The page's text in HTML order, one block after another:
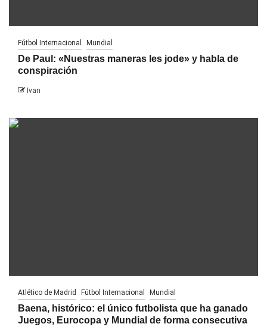
Fútbol Internacional Mundial
De Paul: «Nuestras maneras les jode» y habla de
conspiración
Ivan
Atlético de Madrid Fútbol Internacional Mundial
Baena, histórico: el único futbolista que ha ganado
Juegos, Eurocopa y Mundial de forma consecutiva